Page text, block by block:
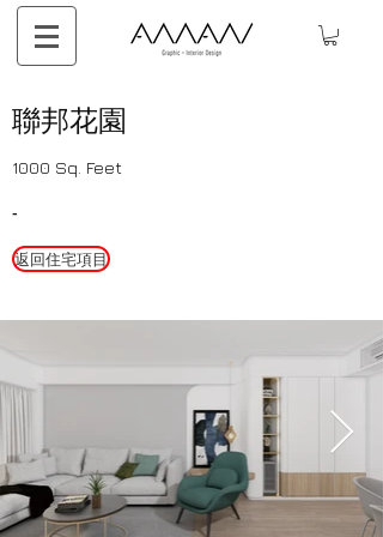
​聯邦花園
1000 Sq. Feet
-
返回住宅項目